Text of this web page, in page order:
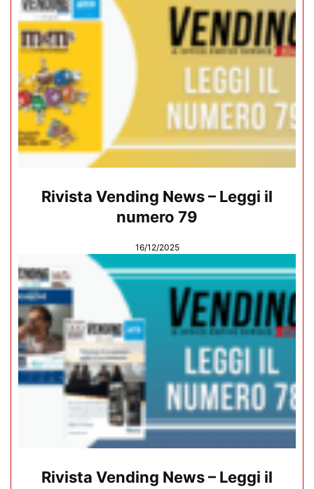
Rivista Vending News – Leggi il
numero 79
16/12/2025
Rivista Vending News – Leggi il